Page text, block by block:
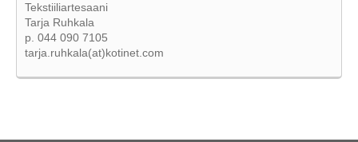
Tekstiiliartesaani
Tarja Ruhkala
p. 044 090 7105
tarja.ruhkala(at)kotinet.com